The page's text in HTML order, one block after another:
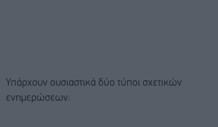
Υπάρχουν ουσιαστικά δύο τύποι σχετικών
ενημερώσεων: